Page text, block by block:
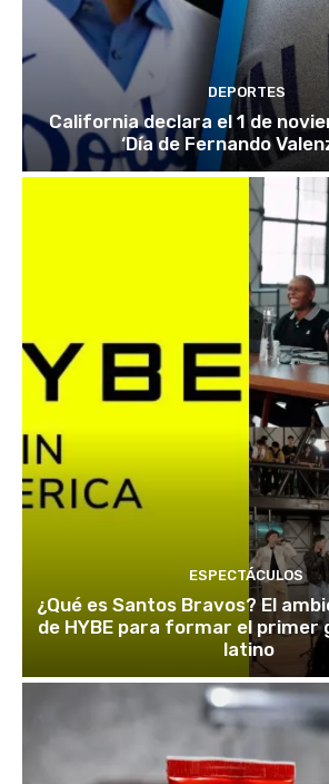
DEPORTES
California declara el 1 de
‘Día de Fernando
ESPECTÁCULOS
¿Qué es Santos Bravos? El
de HYBE para formar el primer
latino